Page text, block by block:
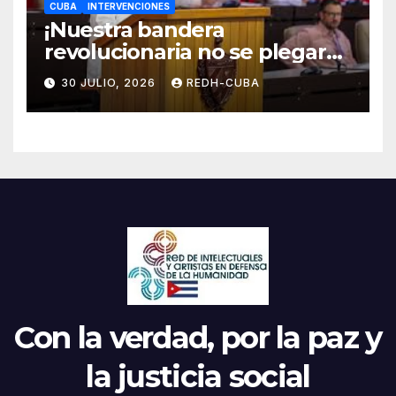
CUBA INTERVENCIONES
¡Nuestra bandera
revolucionaria no se plegará
jamás! Por Bruno Rodríguez
Parrilla
30 JULIO, 2026 REDH-CUBA
Con la verdad, por la paz y
la justicia social